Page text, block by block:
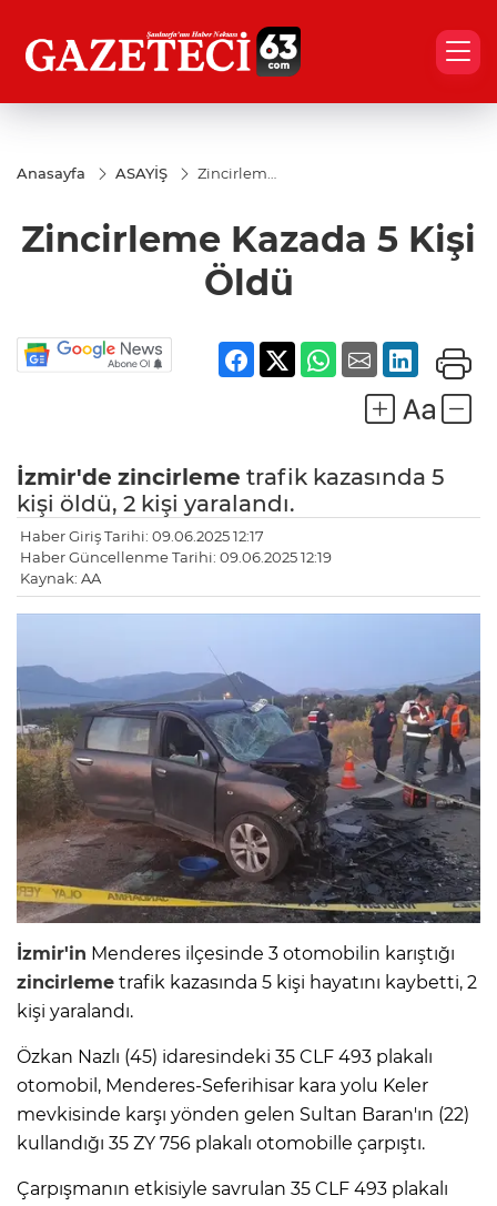
Anasayfa ASAYİŞ
Zincirleme
Zincirleme Kazada 5 Kişi
Öldü
İzmir'de zincirleme trafik kazasında 5
kişi öldü, 2 kişi yaralandı.
Haber Giriş Tarihi: 09.06.2025 12:17
Haber Güncellenme Tarihi: 09.06.2025 12:19
Kaynak: AA
İzmir'in Menderes ilçesinde 3 otomobilin karıştığı
zincirleme trafik kazasında 5 kişi hayatını kaybetti, 2
kişi yaralandı.
Özkan Nazlı (45) idaresindeki 35 CLF 493 plakalı
otomobil, Menderes-Seferihisar kara yolu Keler
mevkisinde karşı yönden gelen Sultan Baran'ın (22)
kullandığı 35 ZY 756 plakalı otomobille çarpıştı.
Çarpışmanın etkisiyle savrulan 35 CLF 493 plakalı